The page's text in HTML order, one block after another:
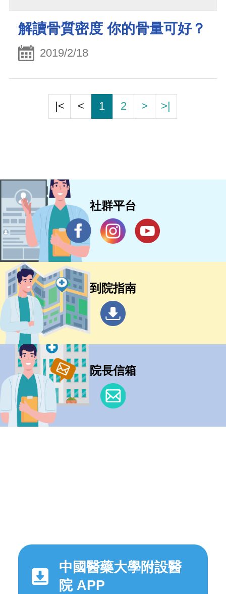
解讀骨質密度 你的骨量可好？
2019/2/18
|< < 1 2 > >|
社群平台
到院指南
院長信箱
中國醫藥大學附設醫
院 APP